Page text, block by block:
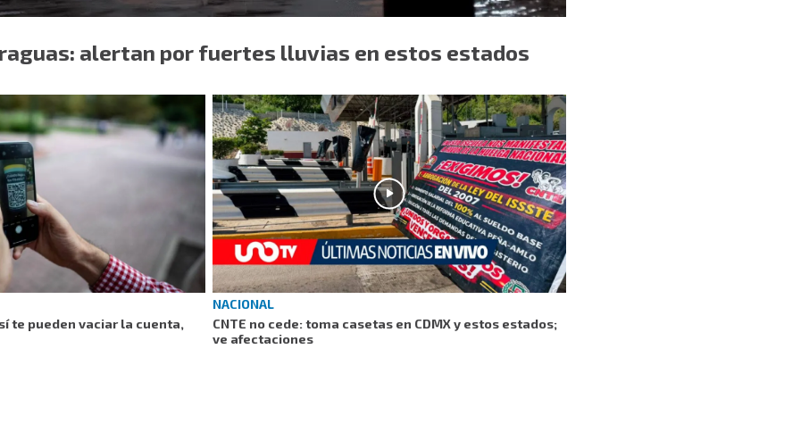
alertan por fuertes lluvias en estos estados
te pueden vaciar la cuenta,
NACIONAL
CNTE no cede: toma casetas en CDMX y estos estados;
ve afectaciones